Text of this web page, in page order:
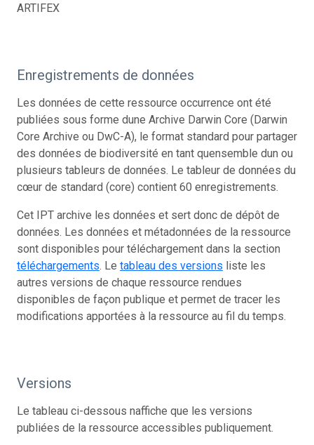
ARTIFEX
Enregistrements de données
Les données de cette ressource occurrence ont été
publiées sous forme dune Archive Darwin Core (Darwin
Core Archive ou DwC-A), le format standard pour partager
des données de biodiversité en tant quensemble dun ou
plusieurs tableurs de données. Le tableur de données du
cœur de standard (core) contient 60 enregistrements.
Cet IPT archive les données et sert donc de dépôt de
données. Les données et métadonnées de la ressource
sont disponibles pour téléchargement dans la section
téléchargements. Le tableau des versions liste les
autres versions de chaque ressource rendues
disponibles de façon publique et permet de tracer les
modifications apportées à la ressource au fil du temps.
Versions
Le tableau ci-dessous naffiche que les versions
publiées de la ressource accessibles publiquement.